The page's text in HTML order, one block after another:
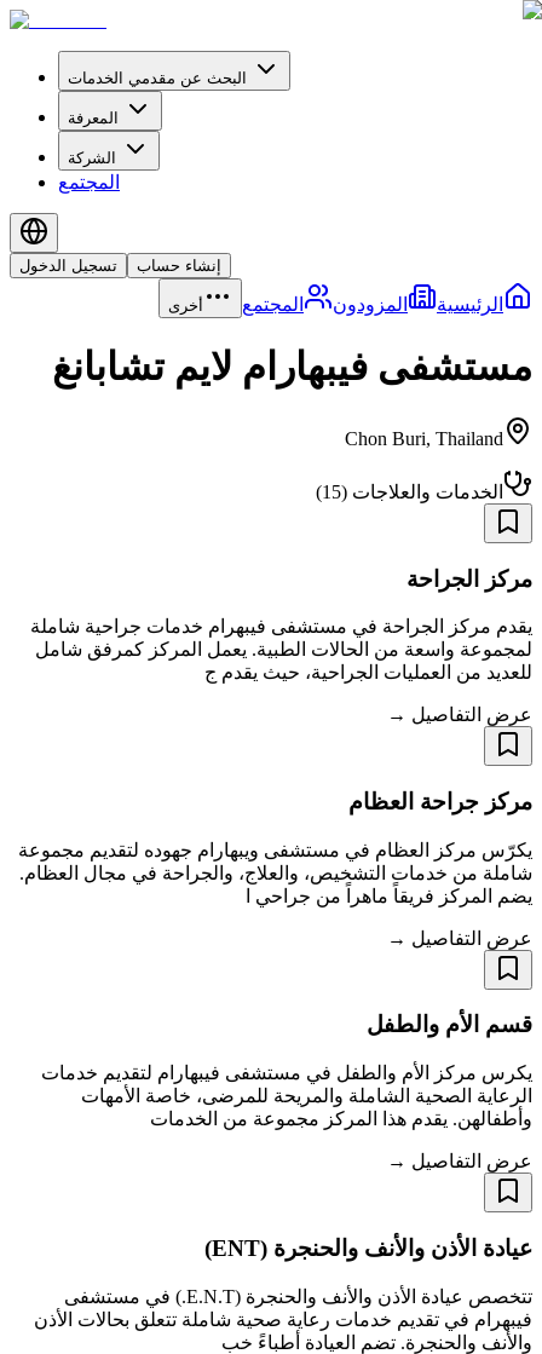
البحث عن مقدمي الخدمات
المعرفة
الشركة
المجتمع
تسجيل الدخول إنشاء حساب
الرئيسية المزودون المجتمع أخرى
مستشفى فيبهارام لايم تشابانغ
Chon Buri, Thailand
الخدمات والعلاجات (
15
)
مركز الجراحة
يقدم مركز الجراحة في مستشفى فيبهرام خدمات جراحية شاملة
لمجموعة واسعة من الحالات الطبية. يعمل المركز كمرفق شامل
للعديد من العمليات الجراحية، حيث يقدم ج
عرض التفاصيل →
مركز جراحة العظام
يكرّس مركز العظام في مستشفى ويبهارام جهوده لتقديم مجموعة
شاملة من خدمات التشخيص، والعلاج، والجراحة في مجال العظام.
يضم المركز فريقاً ماهراً من جراحي ا
عرض التفاصيل →
قسم الأم والطفل
يكرس مركز الأم والطفل في مستشفى فيبهارام لتقديم خدمات
الرعاية الصحية الشاملة والمريحة للمرضى، خاصة الأمهات
وأطفالهن. يقدم هذا المركز مجموعة من الخدمات
عرض التفاصيل →
عيادة الأذن والأنف والحنجرة (ENT)
تتخصص عيادة الأذن والأنف والحنجرة (E.N.T.) في مستشفى
فيبهرام في تقديم خدمات رعاية صحية شاملة تتعلق بحالات الأذن
والأنف والحنجرة. تضم العيادة أطباءً خب